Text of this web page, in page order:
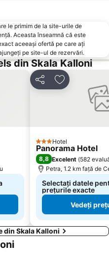
le primim de la site-urile de
Aceasta înseamnă că este
aceeași ofertă pe care ați
pe site-ul de rezervări.
din Skala Kalloni
DistribuițiAdăugaţi la
3 SteleHotel
Panorama Hotel
8,8 Excelent (582
Petra, 1.2 km faţă de
Selectați datele
prețurile exacte
Vedeți
din Skala Kalloni